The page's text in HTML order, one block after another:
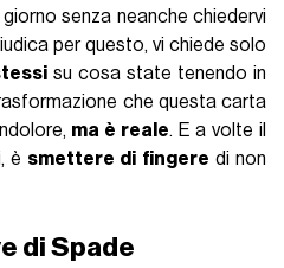
senza neanche chiedervi
per questo, vi chiede solo
su cosa state tenendo in
che questa carta
ma è reale. E a volte il
è smettere di fingere di non
di Spade